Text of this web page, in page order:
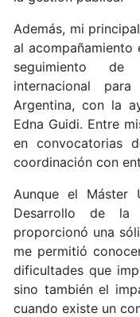
Además, mi
al
seguimiento de
internacional
Argentina, con la
Edna Guidi. Entre
en convocatorias
coordinación con
Aunque el Máster
Desarrollo de la
proporcionó una
me permitió
dificultades que
sino también el
cuando existe un